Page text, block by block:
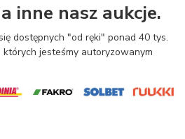
inne nasz aukcje.
dostępnych "od ręki" ponad 40 tys.
jesteśmy autoryzowanym